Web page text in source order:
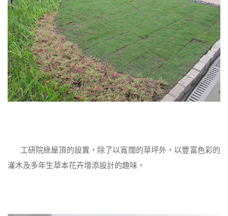
工研院綠屋頂的設置，除了以寬闊的草坪外，以豐富色彩的
灌木及多年生草本花卉增添設計的趣味。